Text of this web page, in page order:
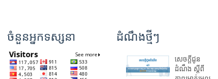
ចំនួនអ្នកទស្សនា ដំណឹងថ្មីៗ
សេចក្តីជូន
ដំណឹង ស្តី​ពី